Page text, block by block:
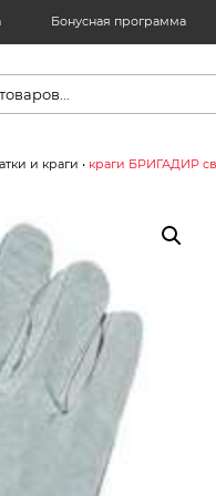
Бонусная программа
и краги • краги БРИГАДИР